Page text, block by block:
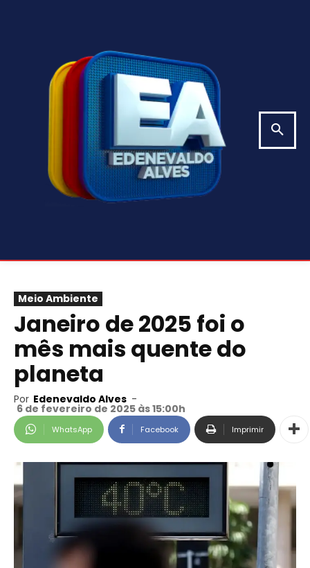
Meio Ambiente
Janeiro de 2025 foi o
mês mais quente do
planeta
Por Edenevaldo Alves -
6 de fevereiro de 2025 às 15:00h
WhatsApp Facebook Imprimir